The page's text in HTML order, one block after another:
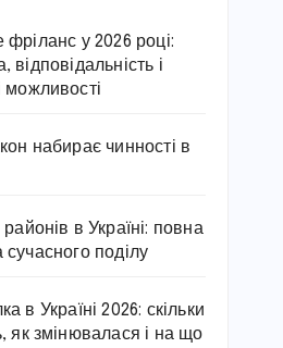
фріланс у 2026 році:
відповідальність і
можливості
набирає чинності в
районів в Україні: повна
сучасного поділу
в Україні 2026: скільки
як змінювалася і на що